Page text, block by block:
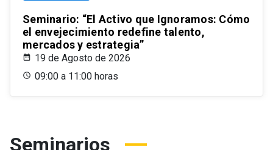
Seminario: “El Activo que Ignoramos: Cómo
el envejecimiento redefine talento,
mercados y estrategia”
19 de Agosto de 2026
09:00 a 11:00 horas
Seminarios